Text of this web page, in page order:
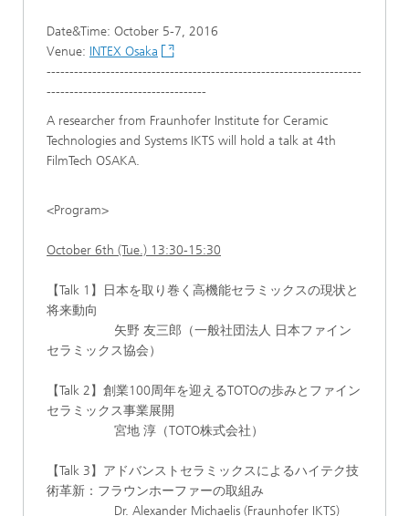
Date&Time: October 5-7, 2016
Venue: INTEX Osaka
---------------------------------------------------------------------
-----------------------------------
A researcher from Fraunhofer Institute for Ceramic
Technologies and Systems IKTS will hold a talk at 4th
FilmTech OSAKA.
<Program>
October 6th (Tue.) 13:30-15:30
【Talk 1】日本を取り巻く高機能セラミックスの現状と
将来動向
矢野 友三郎（一般社団法人 日本ファイン
セラミックス協会）
【Talk 2】創業100周年を迎えるTOTOの歩みとファイン
セラミックス事業展開
宮地 淳（TOTO株式会社）
【Talk 3】アドバンストセラミックスによるハイテク技
術革新：フラウンホーファーの取組み
Dr. Alexander Michaelis (Fraunhofer IKTS)